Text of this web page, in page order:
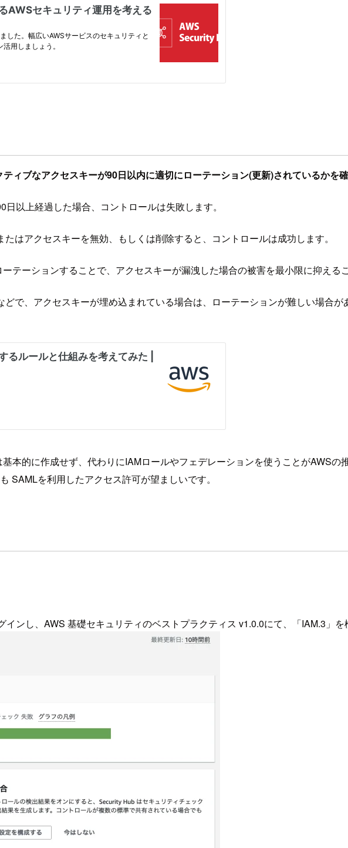
ィブなアクセスキーが90日以内に適切にローテーション(更新)されているかを確
以上経過した場合、コントロールは失敗します。
はアクセスキーを無効、もしくは削除すると、コントロールは成功します。
テーションすることで、アクセスキーが漏洩した場合の被害を最小限に抑える
で、アクセスキーが埋め込まれている場合は、ローテーションが難しい場合
本的に作成せず、代わりにIAMロールやフェデレーションを使うことがAWS
SAMLを利用したアクセス許可が望ましいです。
ンし、AWS 基礎セキュリティのベストプラクティス v1.0.0にて、「IAM.3」を